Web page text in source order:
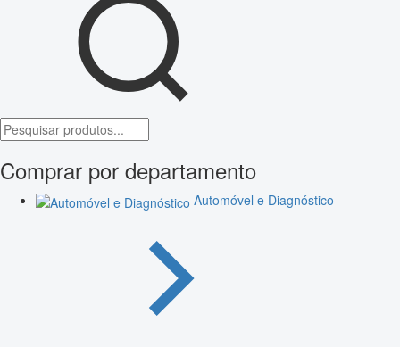
Comprar por departamento
Automóvel e Diagnóstico